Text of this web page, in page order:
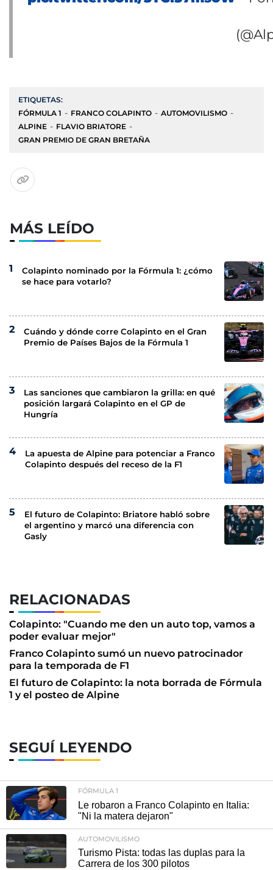
ETIQUETAS:
FÓRMULA 1
FRANCO COLAPINTO
AUTOMOVILISMO
ALPINE
FLAVIO BRIATORE
GRAN PREMIO DE GRAN BRETAÑA
RELACIONADAS
Colapinto: "Cuando me den un auto top, vamos a
poder evaluar mejor"
Franco Colapinto sumó un nuevo patrocinador
para la temporada de F1
El futuro de Colapinto: la nota borrada de Fórmula
1 y el posteo de Alpine
MÁS LEÍDO
Colapinto nominado por la Fórmula 1: ¿cómo
se hace para votarlo?
Cuándo y dónde corre Colapinto en el Gran
Premio de Países Bajos de la Fórmula 1
Las sanciones que cambiaron la grilla: en qué
posición largará Colapinto en el GP de
Hungría
La apuesta de Alpine para potenciar a Franco
Colapinto después del receso de la F1
El futuro de Colapinto: Briatore habló sobre
el argentino y marcó una diferencia con
Gasly
SEGUÍ LEYENDO
FÓRMULA 1
Le robaron a Franco Colapinto en Italia:
"Ni la matera dejaron"
AUTOMOVILISMO
Turismo Pista: todas las duplas para la
Carrera de los 300 pilotos